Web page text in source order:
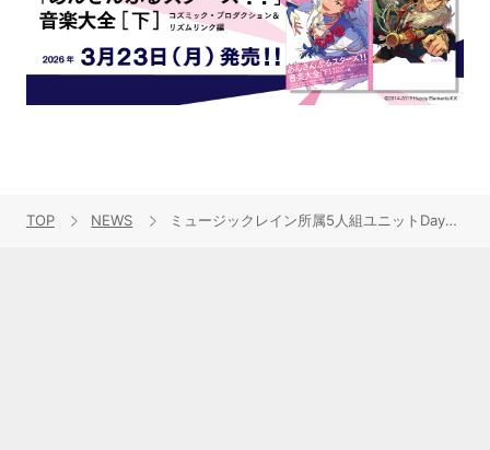
TOP NEWS ミュージックレイン所属5人組ユニットDayRe:始動！デビュー曲「DeaRy Days!」5/7(水)デジタルリリース決定